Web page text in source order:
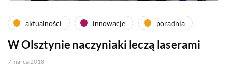
aktualności innowacje poradnia
W Olsztynie naczyniaki leczą laserami
7 marca 2018